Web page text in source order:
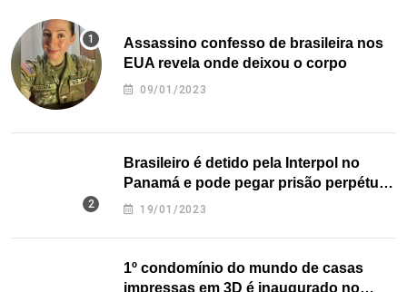
Assassino confesso de brasileira nos
EUA revela onde deixou o corpo
09/01/2023
Brasileiro é detido pela Interpol no
Panamá e pode pegar prisão perpétua
nos EUA
19/01/2023
1º condomínio do mundo de casas
impressas em 3D é inaugurado no